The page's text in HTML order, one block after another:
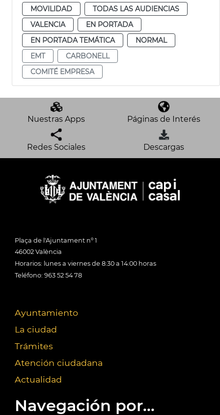
MOVILIDAD
TODAS LAS AUDIENCIAS
VALENCIA
EN PORTADA
EN PORTADA TEMÁTICA
NORMAL
EMT
CARBONELL
COMITÉ EMPRESA
Nuestras Apps Páginas de Interés
Redes Sociales Descargas
Plaça de l'Ajuntament nº 1
46002 València
Horarios: lunes a viernes de 8:30 a 14:00 horas
Teléfono: 963 52 54 78
Ayuntamiento
La ciudad
Trámites
Atención ciudadana
Actualidad
Navegación por...